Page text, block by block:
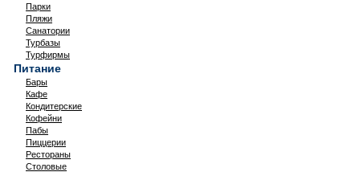
Парки
Пляжи
Санатории
Турбазы
Турфирмы
Питание
Бары
Кафе
Кондитерские
Кофейни
Пабы
Пиццерии
Рестораны
Столовые